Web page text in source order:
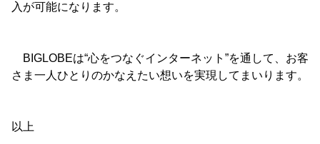
入が可能になります。
BIGLOBEは“心をつなぐインターネット”を通して、お客
さま一人ひとりのかなえたい想いを実現してまいります。
以上